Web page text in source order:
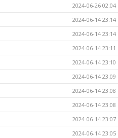
2024-06-26 02:04
2024-06-14 23:14
2024-06-14 23:14
2024-06-14 23:11
2024-06-14 23:10
2024-06-14 23:09
2024-06-14 23:08
2024-06-14 23:08
2024-06-14 23:07
2024-06-14 23:05